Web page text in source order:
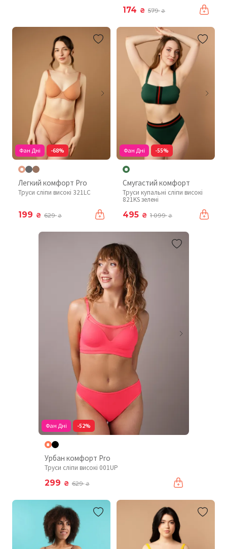
174 ₴ 579₴
Фан Дні -68%
Легкий комфорт Pro
Труси сліпи високі 321LC
199 ₴ 629₴
Фан Дні -55%
Смугастий комфорт
Труси купальні сліпи високі
821KS зелені
495 ₴ 1 099₴
Фан Дні -52%
Урбан комфорт Pro
Труси сліпи високі 001UP
299 ₴ 629₴